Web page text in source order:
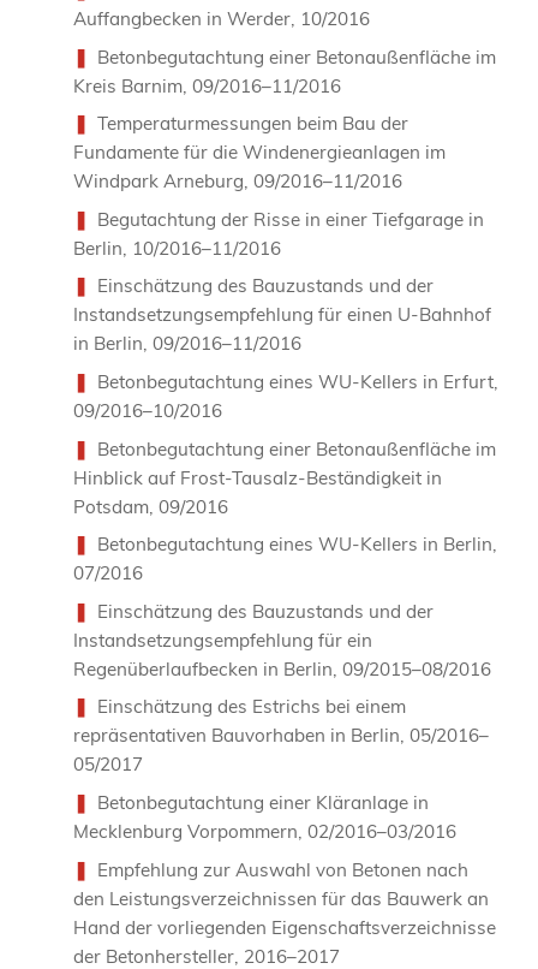
Auffangbecken in Werder, 10/2016
Betonbegutachtung einer Betonaußenfläche im
Kreis Barnim, 09/2016–11/2016
Temperaturmessungen beim Bau der
Fundamente für die Windenergieanlagen im
Windpark Arneburg, 09/2016–11/2016
Begutachtung der Risse in einer Tiefgarage in
Berlin, 10/2016–11/2016
Einschätzung des Bauzustands und der
Instandsetzungsempfehlung für einen U-Bahnhof
in Berlin, 09/2016–11/2016
Betonbegutachtung eines WU-Kellers in Erfurt,
09/2016–10/2016
Betonbegutachtung einer Betonaußenfläche im
Hinblick auf Frost-Tausalz-Beständigkeit in
Potsdam, 09/2016
Betonbegutachtung eines WU-Kellers in Berlin,
07/2016
Einschätzung des Bauzustands und der
Instandsetzungsempfehlung für ein
Regenüberlaufbecken in Berlin, 09/2015–08/2016
Einschätzung des Estrichs bei einem
repräsentativen Bauvorhaben in Berlin, 05/2016–
05/2017
Betonbegutachtung einer Kläranlage in
Mecklenburg Vorpommern, 02/2016–03/2016
Empfehlung zur Auswahl von Betonen nach
den Leistungsverzeichnissen für das Bauwerk an
Hand der vorliegenden Eigenschaftsverzeichnisse
der Betonhersteller, 2016–2017